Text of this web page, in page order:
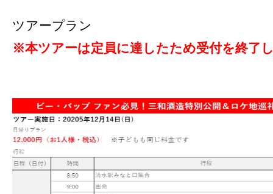
ツアープラン
※本ツアーは定員に達したため受付を終了